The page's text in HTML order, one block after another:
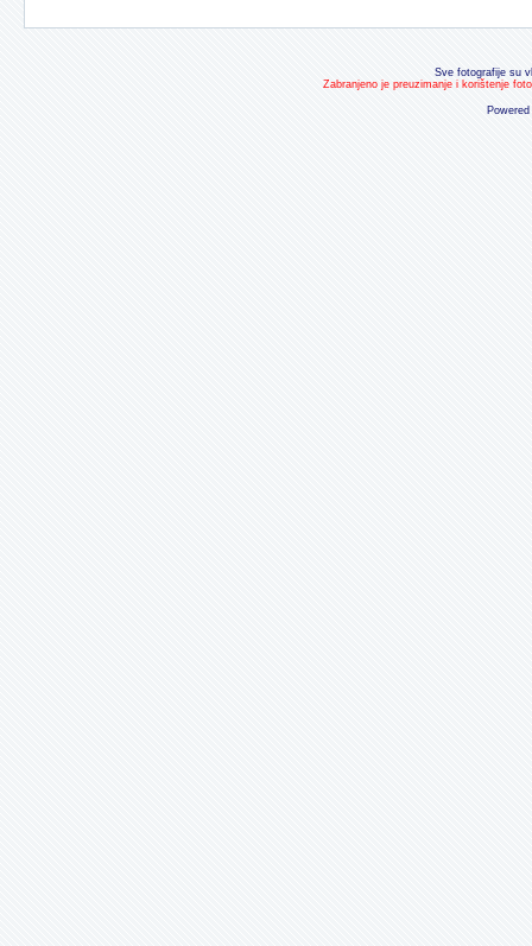
Sve fotografije su
Zabranjeno je preuzimanje i korištenje